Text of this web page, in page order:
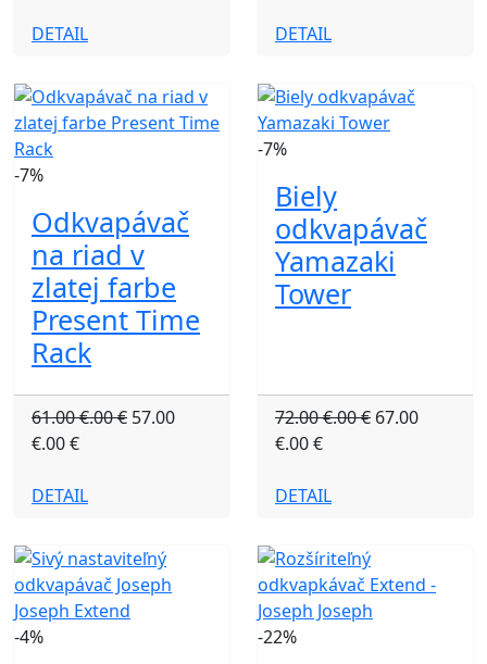
DETAIL DETAIL
-7%
Odkvapávač
na riad v
zlatej farbe
Present Time
Rack
61.00 €.00 € 57.00
€.00 €
DETAIL
-7%
Biely
odkvapávač
Yamazaki
Tower
72.00 €.00 € 67.00
€.00 €
DETAIL
-4% -22%